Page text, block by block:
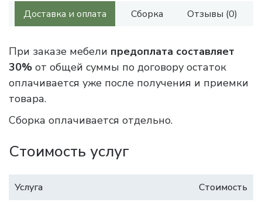
Доставка и оплата Сборка Отзывы (0)
При заказе мебели предоплата составляет
30% от общей суммы по договору остаток
оплачивается уже после получения и приемки
товара.
Сборка оплачивается отдельно.
Стоимость услуг
Услуга
Стоимость